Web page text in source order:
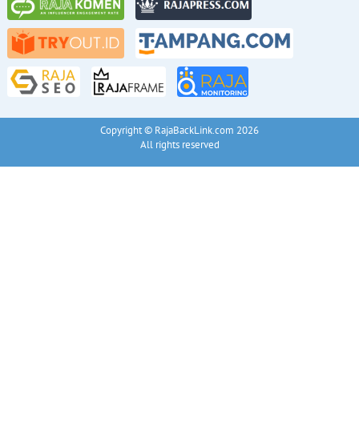
Copyright © RajaBackLink.com 2026
All rights reserved